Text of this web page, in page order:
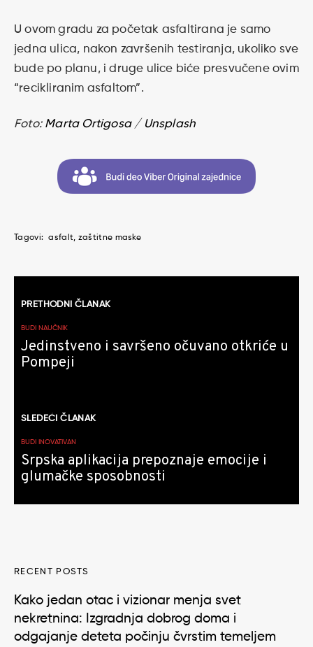
U ovom gradu za početak asfaltirana je samo
jedna ulica, nakon završenih testiranja, ukoliko sve
bude po planu, i druge ulice biće presvučene ovim
“recikliranim asfaltom”.
Foto: Marta Ortigosa/ Unsplash
Tagovi: asfalt zaštitne maske
članaka
PRETHODNI ČLANAK
BUDI NAUČNIK
Jedinstveno i savršeno očuvano otkriće u
Pompeji
SLEDEĆI ČLANAK
BUDI INOVATIVAN
Srpska aplikacija prepoznaje emocije i
glumačke sposobnosti
RECENT POSTS
Kako jedan otac i vizionar menja svet
nekretnina: Izgradnja dobrog doma i
odgajanje deteta počinju čvrstim temeljem